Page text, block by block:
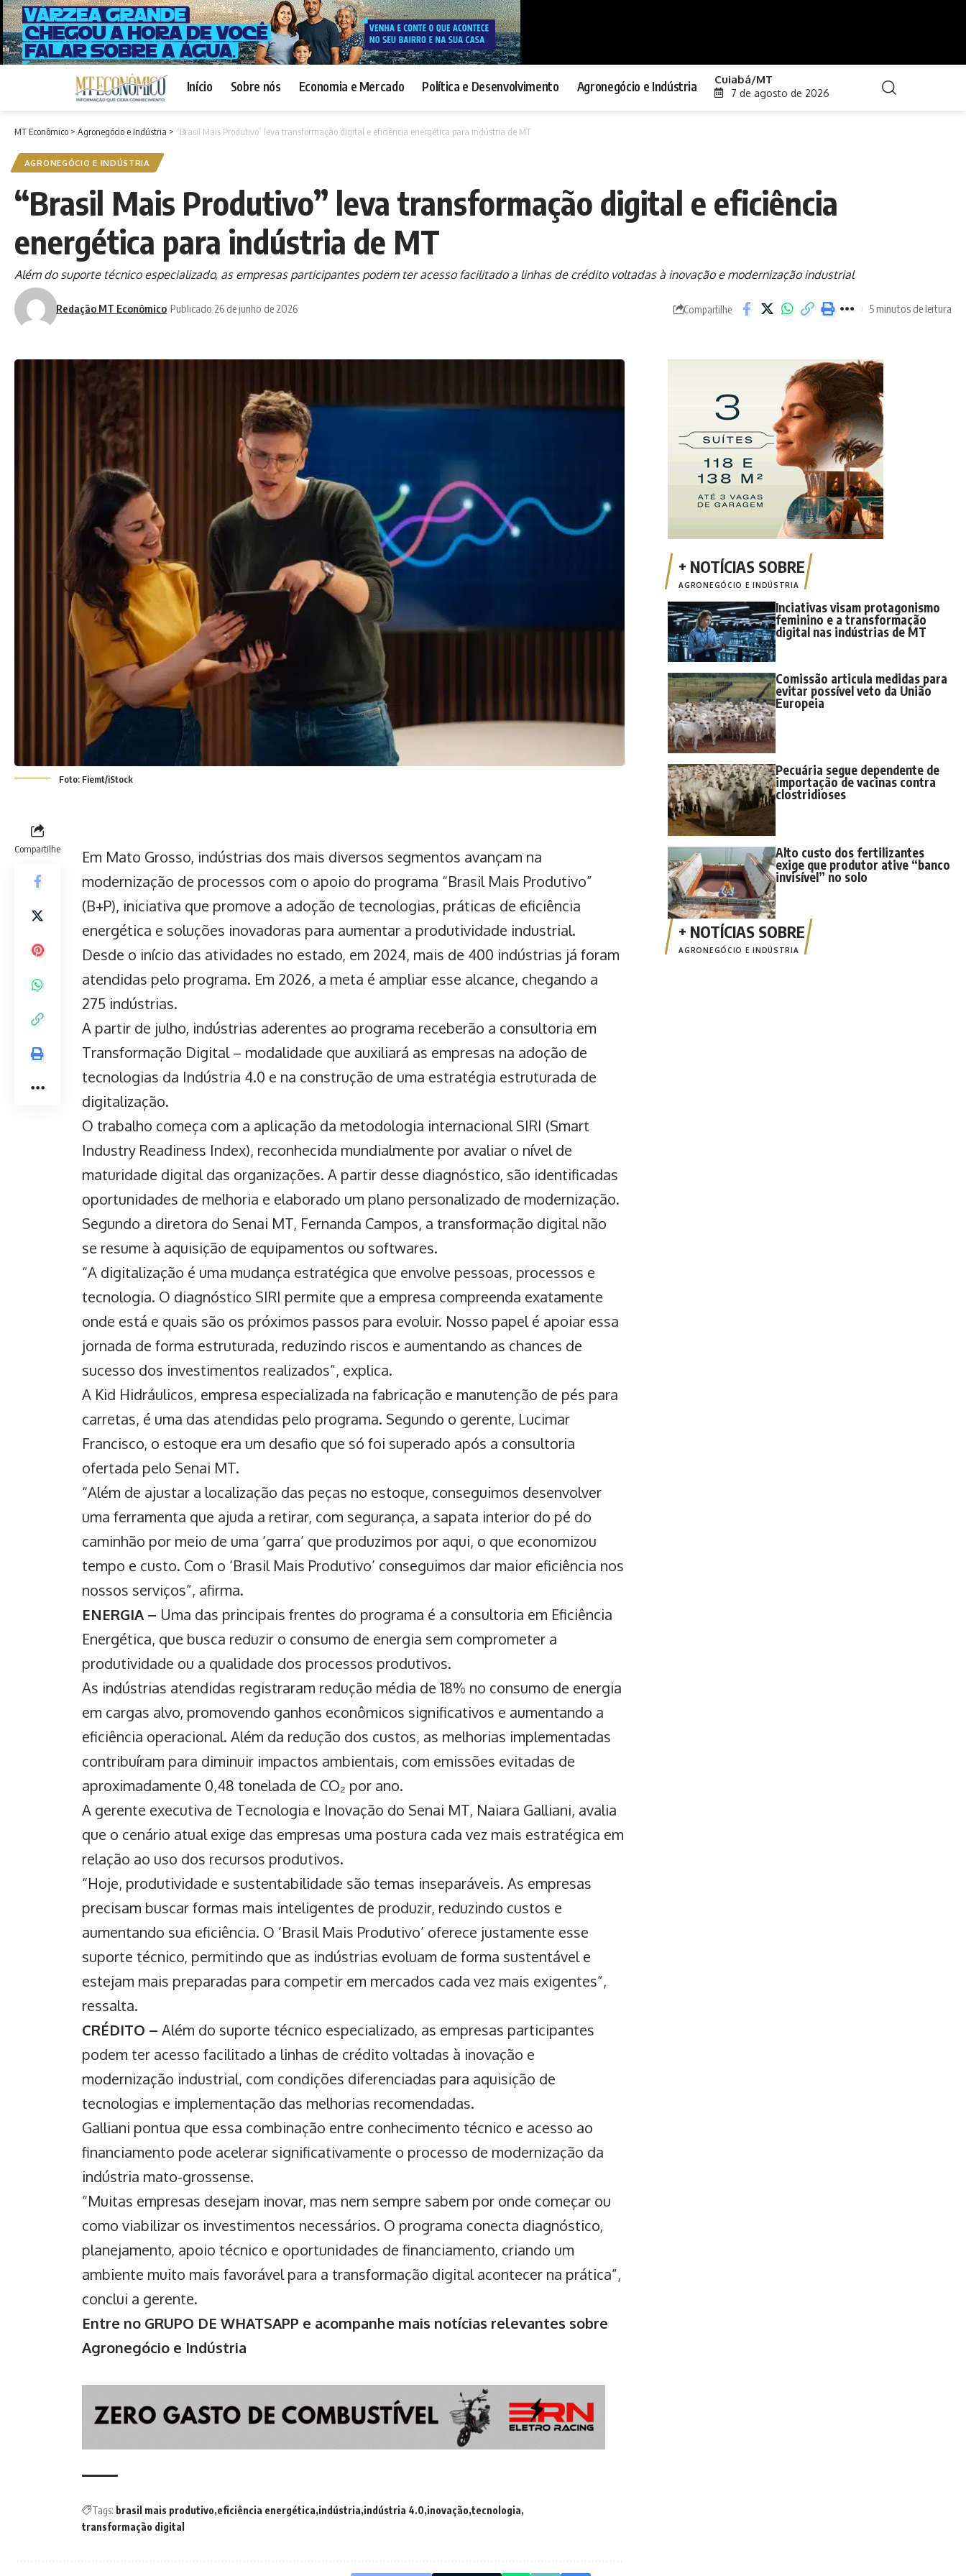
Início Sobre nós Economia e Mercado Política e Desenvolvimento Agronegócio e Indústria Cuiabá/MT
7 de agosto de 2026
MT Econômico > Agronegócio e Indústria > “Brasil Mais Produtivo” leva transformação digital e eficiência energética para indústria de MT
AGRONEGÓCIO E INDÚSTRIA
“Brasil Mais Produtivo” leva transformação digital e eficiência
energética para indústria de MT
Além do suporte técnico especializado, as empresas participantes podem ter acesso facilitado a linhas de crédito voltadas à inovação e modernização industrial
Redação MT Econômico Publicado 26 de junho de 2026 Compartilhe 5 minutos de leitura
Foto: Fiemt/iStock
Compartilhe
Em Mato Grosso, indústrias dos mais diversos segmentos avançam na
modernização de processos com o apoio do programa “Brasil Mais Produtivo”
(B+P), iniciativa que promove a adoção de tecnologias, práticas de eficiência
energética e soluções inovadoras para aumentar a produtividade industrial.
Desde o início das atividades no estado, em 2024, mais de 400 indústrias já foram
atendidas pelo programa. Em 2026, a meta é ampliar esse alcance, chegando a
275 indústrias.
A partir de julho, indústrias aderentes ao programa receberão a consultoria em
Transformação Digital – modalidade que auxiliará as empresas na adoção de
tecnologias da Indústria 4.0 e na construção de uma estratégia estruturada de
digitalização.
O trabalho começa com a aplicação da metodologia internacional SIRI (Smart
Industry Readiness Index), reconhecida mundialmente por avaliar o nível de
maturidade digital das organizações. A partir desse diagnóstico, são identificadas
oportunidades de melhoria e elaborado um plano personalizado de modernização.
Segundo a diretora do Senai MT, Fernanda Campos, a transformação digital não
se resume à aquisição de equipamentos ou softwares.
“A digitalização é uma mudança estratégica que envolve pessoas, processos e
tecnologia. O diagnóstico SIRI permite que a empresa compreenda exatamente
onde está e quais são os próximos passos para evoluir. Nosso papel é apoiar essa
jornada de forma estruturada, reduzindo riscos e aumentando as chances de
sucesso dos investimentos realizados”, explica.
A Kid Hidráulicos, empresa especializada na fabricação e manutenção de pés para
carretas, é uma das atendidas pelo programa. Segundo o gerente, Lucimar
Francisco, o estoque era um desafio que só foi superado após a consultoria
ofertada pelo Senai MT.
“Além de ajustar a localização das peças no estoque, conseguimos desenvolver
uma ferramenta que ajuda a retirar, com segurança, a sapata interior do pé do
caminhão por meio de uma ‘garra’ que produzimos por aqui, o que economizou
tempo e custo. Com o ‘Brasil Mais Produtivo’ conseguimos dar maior eficiência nos
nossos serviços”, afirma.
ENERGIA – Uma das principais frentes do programa é a consultoria em Eficiência
Energética, que busca reduzir o consumo de energia sem comprometer a
produtividade ou a qualidade dos processos produtivos.
As indústrias atendidas registraram redução média de 18% no consumo de energia
em cargas alvo, promovendo ganhos econômicos significativos e aumentando a
eficiência operacional. Além da redução dos custos, as melhorias implementadas
contribuíram para diminuir impactos ambientais, com emissões evitadas de
aproximadamente 0,48 tonelada de CO₂ por ano.
A gerente executiva de Tecnologia e Inovação do Senai MT, Naiara Galliani, avalia
que o cenário atual exige das empresas uma postura cada vez mais estratégica em
relação ao uso dos recursos produtivos.
“Hoje, produtividade e sustentabilidade são temas inseparáveis. As empresas
precisam buscar formas mais inteligentes de produzir, reduzindo custos e
aumentando sua eficiência. O ‘Brasil Mais Produtivo’ oferece justamente esse
suporte técnico, permitindo que as indústrias evoluam de forma sustentável e
estejam mais preparadas para competir em mercados cada vez mais exigentes”,
ressalta.
CRÉDITO – Além do suporte técnico especializado, as empresas participantes
podem ter acesso facilitado a linhas de crédito voltadas à inovação e
modernização industrial, com condições diferenciadas para aquisição de
tecnologias e implementação das melhorias recomendadas.
Galliani pontua que essa combinação entre conhecimento técnico e acesso ao
financiamento pode acelerar significativamente o processo de modernização da
indústria mato-grossense.
“Muitas empresas desejam inovar, mas nem sempre sabem por onde começar ou
como viabilizar os investimentos necessários. O programa conecta diagnóstico,
planejamento, apoio técnico e oportunidades de financiamento, criando um
ambiente muito mais favorável para a transformação digital acontecer na prática”,
conclui a gerente.
Entre no GRUPO DE WHATSAPP e acompanhe mais notícias relevantes sobre
Agronegócio e Indústria
Tags: brasil mais produtivo eficiência energética indústria indústria 4.0 inovação tecnologia
transformação digital
AGRONEGÓCIO E INDÚSTRIA
Inciativas visam protagonismo
feminino e a transformação
digital nas indústrias de MT
Comissão articula medidas para
evitar possível veto da União
Europeia
Pecuária segue dependente de
importação de vacinas contra
clostridioses
Alto custo dos fertilizantes
exige que produtor ative “banco
invisível” no solo
AGRONEGÓCIO E INDÚSTRIA